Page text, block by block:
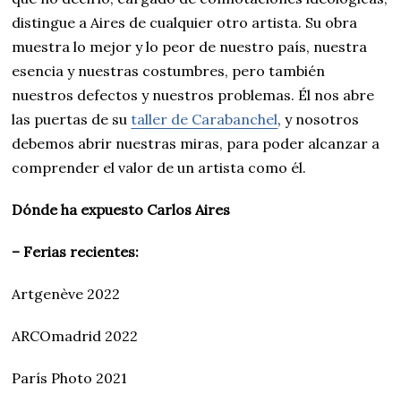
distingue a Aires de cualquier otro artista. Su obra
muestra lo mejor y lo peor de nuestro país, nuestra
esencia y nuestras costumbres, pero también
nuestros defectos y nuestros problemas. Él nos abre
las puertas de sutaller de Carabanchel, y nosotros
debemos abrir nuestras miras, para poder alcanzar a
comprender el valor de un artista como él.
Dónde ha expuesto Carlos Aires
– Ferias recientes:
Artgenève 2022
ARCOmadrid 2022
París Photo 2021